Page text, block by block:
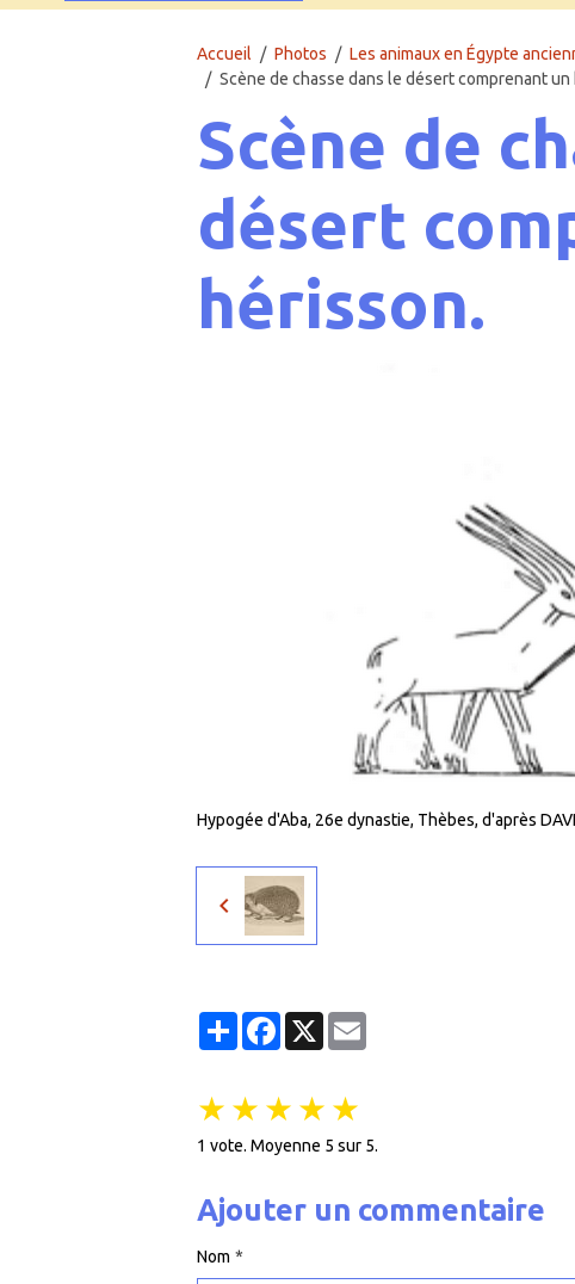
Accueil Photos Les animaux en Égypte
Scène de chasse dans le désert comprenant un
Scène de
désert
hérisson.
Hypogée d'Aba, 26e dynastie, Thèbes, d'après
PartagerFacebook
X
★ ★ ★ ★ ★
1 vote. Moyenne 5 sur 5.
Ajouter un commentaire
Nom